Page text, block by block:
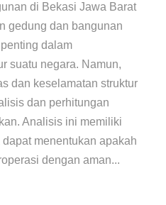
di Bekasi Jawa Barat
gedung dan bangunan
dalam
suatu negara. Namun,
dan keselamatan struktur
dan perhitungan
Analisis ini memiliki
menentukan apakah
dengan aman...